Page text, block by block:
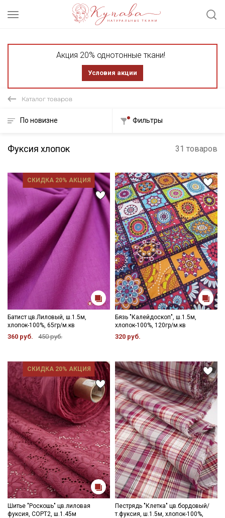
Акция 20% однотонные ткани!
Условия акции
Каталог товаров
По новизне Фильтры
Фуксия хлопок 31 товаров
СКИДКА 20% АКЦИЯ
Батист цв.Лиловый, ш.1.5м,
хлопок-100%, 65гр/м.кв
360 руб. 450 руб.
Бязь "Калейдоскоп", ш.1.5м,
хлопок-100%, 120гр/м.кв
320 руб.
СКИДКА 20% АКЦИЯ
Шитье "Роскошь" цв.лиловая
фуксия, СОРТ2, ш.1.45м
Пестрядь "Клетка" цв.бордовый/
т.фуксия, ш.1.5м, хлопок-100%,